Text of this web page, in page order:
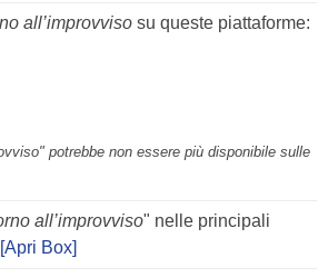
all’improvviso su queste piattaforme:
potrebbe non essere più disponibile sulle
all’improvviso" nelle principali
[Apri Box]